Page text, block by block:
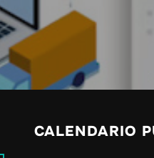
CALENDARIO